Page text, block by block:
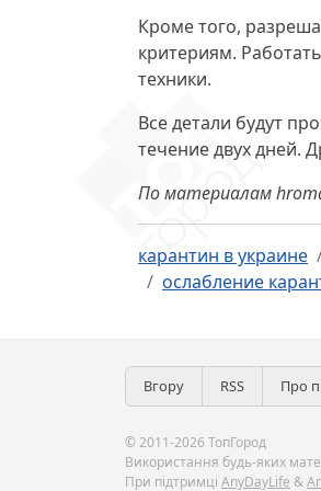
Кроме того,
критериям.
техники.
Все детали будут
течение двух дней.
По материалам
карантин в украине
ослабление
Вгору RSS Про
© 2011-2026 ТопГород
Використання будь-яких
При підтримці AnyDayLife &